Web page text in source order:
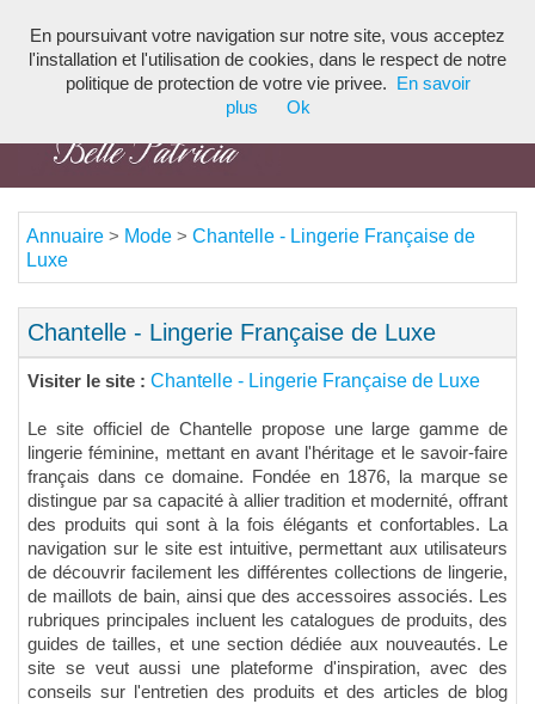
Annuaire > Mode > Chantelle - Lingerie Française de
Luxe
Chantelle - Lingerie Française de Luxe
Visiter le site : Chantelle - Lingerie Française de Luxe
Le site officiel de Chantelle propose une large gamme de
lingerie féminine, mettant en avant l'héritage et le savoir-faire
français dans ce domaine. Fondée en 1876, la marque se
distingue par sa capacité à allier tradition et modernité, offrant
des produits qui sont à la fois élégants et confortables. La
navigation sur le site est intuitive, permettant aux utilisateurs
de découvrir facilement les différentes collections de lingerie,
de maillots de bain, ainsi que des accessoires associés. Les
rubriques principales incluent les catalogues de produits, des
guides de tailles, et une section dédiée aux nouveautés. Le
site se veut aussi une plateforme d'inspiration, avec des
conseils sur l'entretien des produits et des articles de blog
En poursuivant votre navigation sur notre site, vous acceptez
l'installation et l'utilisation de cookies, dans le respect de notre
politique de protection de votre vie privee.
En savoir
plus
Ok